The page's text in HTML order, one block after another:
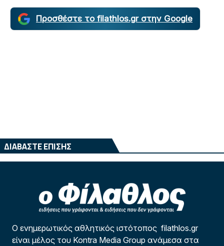
Προσθέστε το filathlos.gr στην Google
ΔΙΑΒΑΣΤΕ ΕΠΙΣΗΣ
Ο ενημερωτικός αθλητικός ιστότοπος filathlos.gr
είναι μέλος του Kontra Media Group ανάμεσα στα